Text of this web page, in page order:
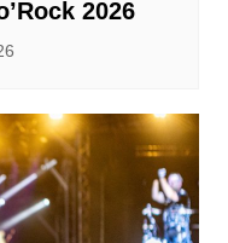
2026